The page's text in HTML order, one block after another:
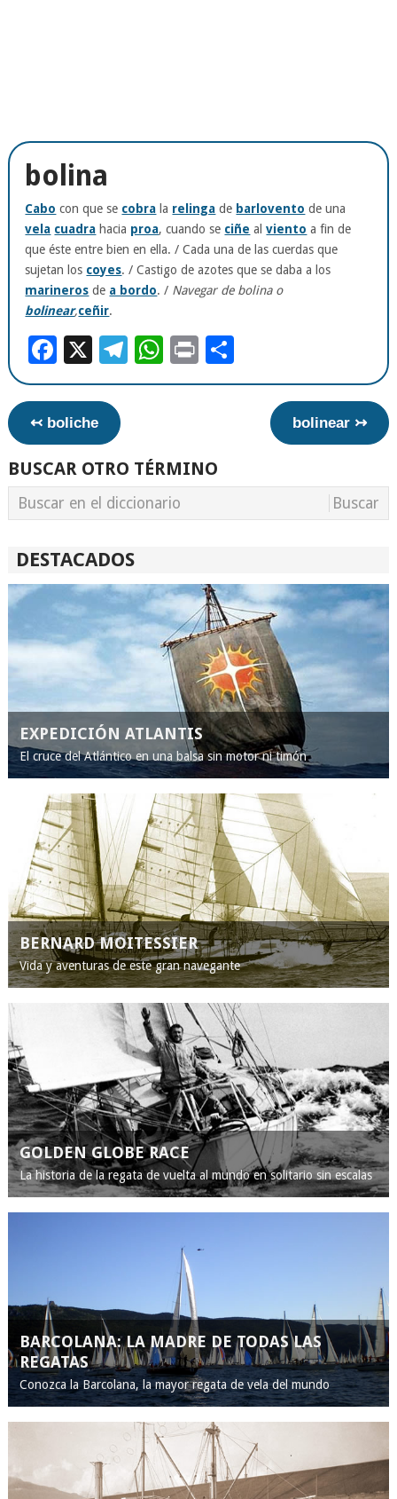
bolina
Cabo con que se cobra la relinga de barlovento de una
vela cuadra hacia proa, cuando se ciñe alviento a fin de
que éste entre bien en ella. / Cada una de las cuerdas que
sujetan los coyes. / Castigo de azotes que se daba a los
marineros de a bordo. / Navegar de bolina o
bolinear,ceñir.
Facebook
X Telegram
WhatsApp
Print
↢ boliche bolinear ↣
BUSCAR OTRO TÉRMINO
DESTACADOS
EXPEDICIÓN ATLANTIS
El cruce del Atlántico en una balsa sin motor ni timón
BERNARD MOITESSIER
Vida y aventuras de este gran navegante
GOLDEN GLOBE RACE
La historia de la regata de vuelta al mundo en solitario sin escalas
BARCOLANA: LA MADRE DE TODAS LAS
REGATAS
Conozca la Barcolana, la mayor regata de vela del mundo